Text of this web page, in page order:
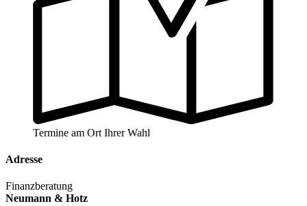
Termine am Ort Ihrer Wahl
Adresse
Finanzberatung
Neumann & Hotz